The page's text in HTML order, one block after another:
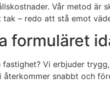
Vår metod
– redo att stå emot
formuläret
Vi erbjuder
snabbt och